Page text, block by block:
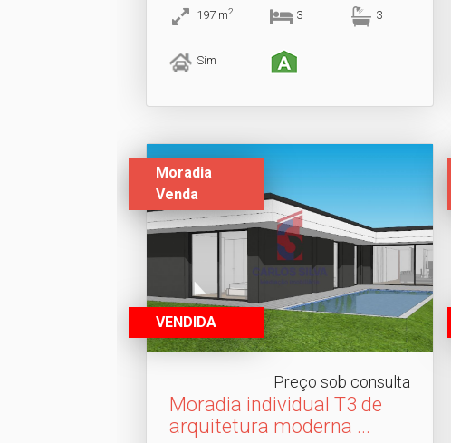
197 m2 3 3
Sim
Moradia
Venda
VENDIDA
Preço sob consulta
Moradia individual T3 de
arquitetura moderna .​..